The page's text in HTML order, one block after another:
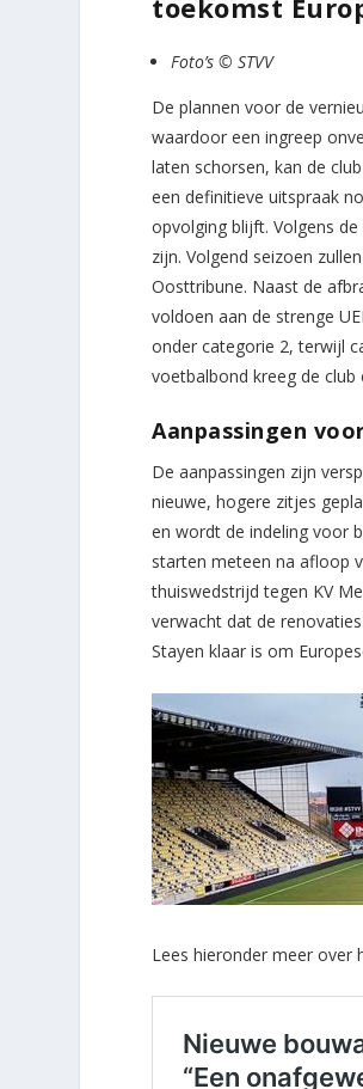
Foto’s © STVV
De plannen voor de
waardoor een ingreep
laten schorsen, kan de
een definitieve uitspraak
opvolging blijft. Volgens
zijn. Volgend seizoen
Oosttribune. Naast de
voldoen aan de strenge
onder categorie 2, terwijl
voetbalbond kreeg de
Aanpassingen
De aanpassingen zijn
nieuwe, hogere zitjes
en wordt de indeling voor
starten meteen na afloop
thuiswedstrijd tegen KV
verwacht dat de
Stayen klaar is om
Lees hieronder meer over